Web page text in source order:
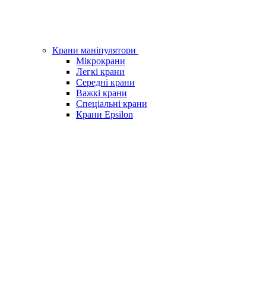
Крани маніпулятори
Мікрокрани
Легкі крани
Середні крани
Важкі крани
Спеціальні крани
Крани Epsilon